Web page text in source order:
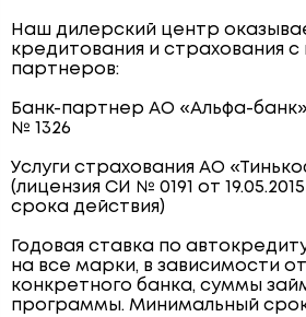
Наш дилерский центр
кредитования и страхования
партнеров:
Банк-партнер АО «Альфа-
№ 1326
Услуги страхования АО
(лицензия СИ № 0191 от
срока действия)
Годовая ставка по
на все марки, в зависимости
конкретного банка, суммы
программы. Минимальный